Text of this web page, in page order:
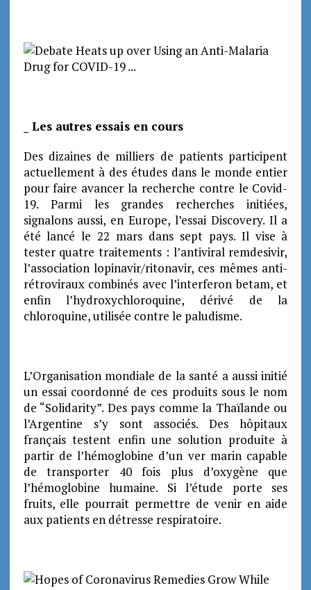
_ Les autres essais en cours
Des dizaines de milliers de patients participent
actuellement à des études dans le monde entier
pour faire avancer la recherche contre le Covid-
19. Parmi les grandes recherches initiées,
signalons aussi, en Europe, l’essai Discovery. Il a
été lancé le 22 mars dans sept pays. Il vise à
tester quatre traitements : l’antiviral remdesivir,
l’association lopinavir/ritonavir, ces mêmes anti-
rétroviraux combinés avec l’interferon betam, et
enfin l’hydroxychloroquine, dérivé de la
chloroquine, utilisée contre le paludisme.
L’Organisation mondiale de la santé a aussi initié
un essai coordonné de ces produits sous le nom
de “Solidarity”. Des pays comme la Thaïlande ou
l’Argentine s’y sont associés. Des hôpitaux
français testent enfin une solution produite à
partir de l’hémoglobine d’un ver marin capable
de transporter 40 fois plus d’oxygène que
l’hémoglobine humaine. Si l’étude porte ses
fruits, elle pourrait permettre de venir en aide
aux patients en détresse respiratoire.